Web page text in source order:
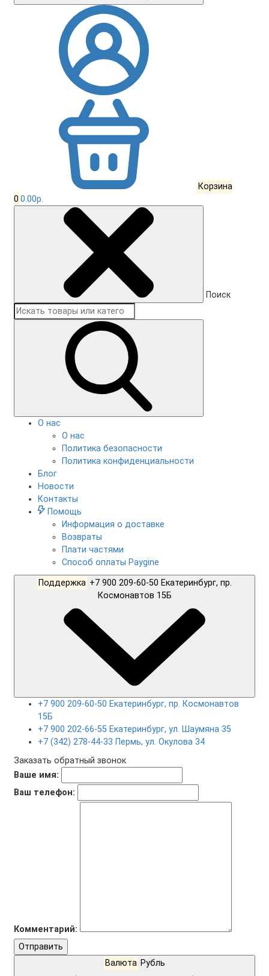
Корзина
0 0.00р.
Поиск
О нас
О нас
Политика безопасности
Политика конфиденциальности
Блог
Новости
Контакты
Помощь
Информация о доставке
Возвраты
Плати частями
Способ оплаты Paygine
Поддержка +7 900 209-60-50 Екатеринбург, пр.
+7 900 209-60-50 Екатеринбург, пр. Космонавтов
15Б
+7 900 202-66-55 Екатеринбург, ул. Шаумяна 35
+7 (342) 278-44-33 Пермь, ул. Окулова 34
Заказать обратный звонок
Ваше имя:
Ваш телефон:
Комментарий:
Отправить
Валюта Рубль